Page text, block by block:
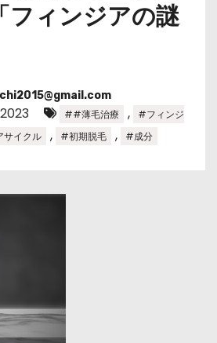
フィンジアの謎
2023 ##薄毛治療 ,
#フィンジ
イクル , #初期脱毛 , #成分